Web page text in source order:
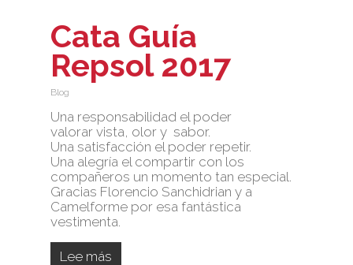
Cata Guía
Repsol 2017
Blog
Una responsabilidad el poder
valorar vista, olor y sabor.
Una satisfacción el poder repetir.
Una alegría el compartir con los
compañeros un momento tan especial.
Gracias Florencio Sanchidrian y a
Camelforme por esa fantástica
vestimenta.
Lee más